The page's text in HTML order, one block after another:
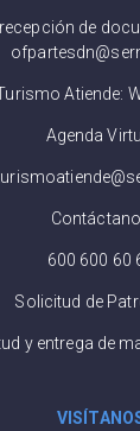
recepción de
Atiende:
Agenda
600 600 60
Solicitud de
y entrega de